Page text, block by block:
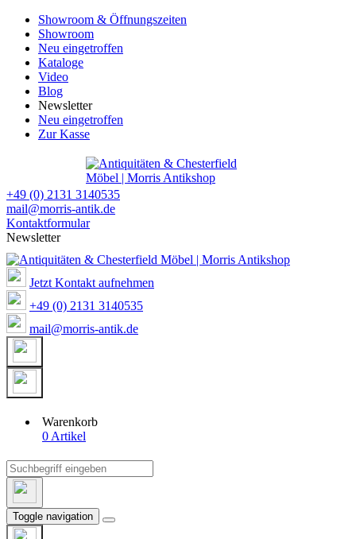
Showroom & Öffnungszeiten
Showroom
Neu eingetroffen
Kataloge
Video
Blog
Newsletter
Neu eingetroffen
Zur Kasse
+49 (0) 2131 3140535
mail@morris-antik.de
Kontaktformular
Newsletter
Jetzt Kontakt aufnehmen
+49 (0) 2131 3140535
mail@morris-antik.de
Warenkorb
0 Artikel
Toggle navigation